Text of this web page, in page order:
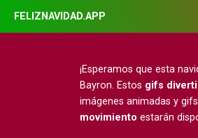
FELIZNAVIDAD.APP
¡Esperamos que esta
Bayron. Estos gifs
imágenes animadas y
movimiento estarán